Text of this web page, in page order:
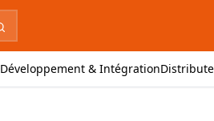
Développement & Intégration